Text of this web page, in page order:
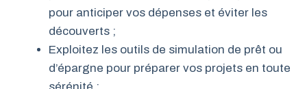
pour anticiper vos dépenses et éviter les
découverts ;
Exploitez les outils de simulation de prêt ou
d’épargne pour préparer vos projets en toute